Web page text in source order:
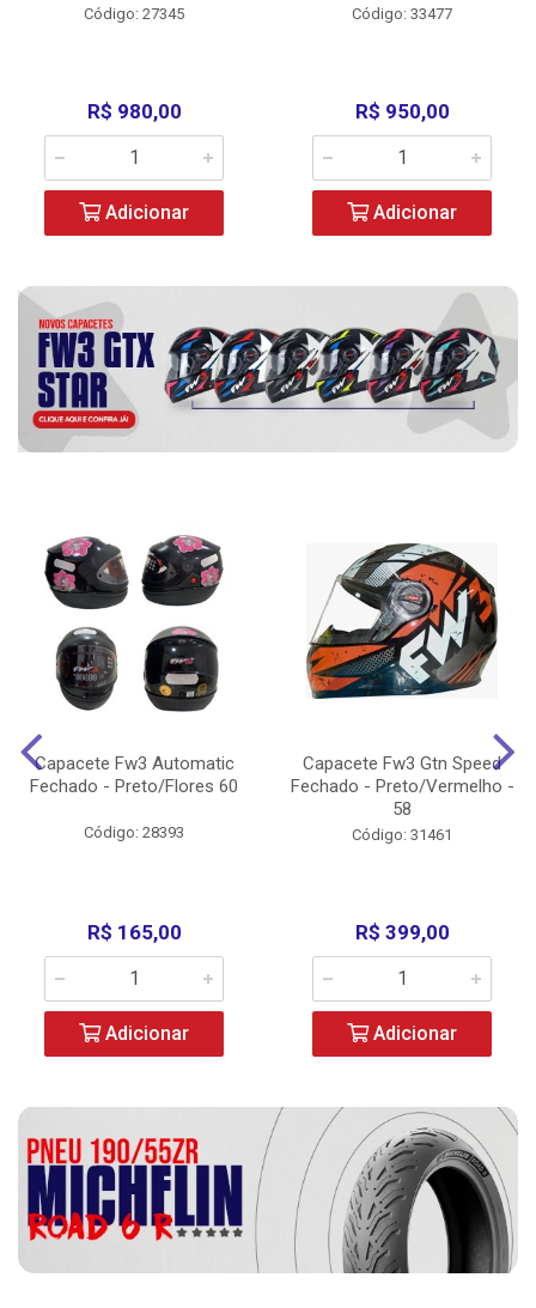
Código: 27345
R$ 980,00
Adicionar
Código: 33477
R$ 950,00
Adicionar
Capacete Fw3 Automatic
Fechado - Preto/Flores 60
Código: 28393
R$ 165,00
Adicionar
Capacete Fw3 Gtn Speed
Fechado - Preto/Vermelho -
58
Código: 31461
R$ 399,00
Adicionar